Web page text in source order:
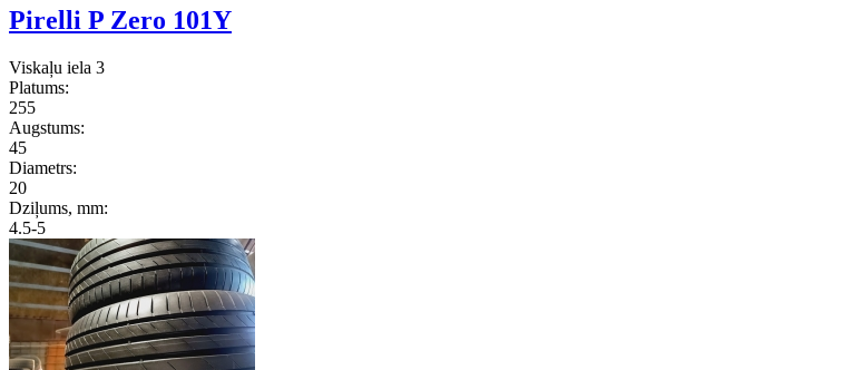
Pirelli P Zero 101Y
Viskaļu iela 3
Platums:
255
Augstums:
45
Diametrs:
20
Dziļums, mm:
4.5-5